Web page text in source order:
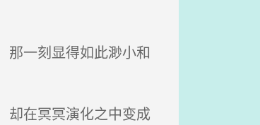
那一刻显得如此渺小和
却在冥冥演化之中变成